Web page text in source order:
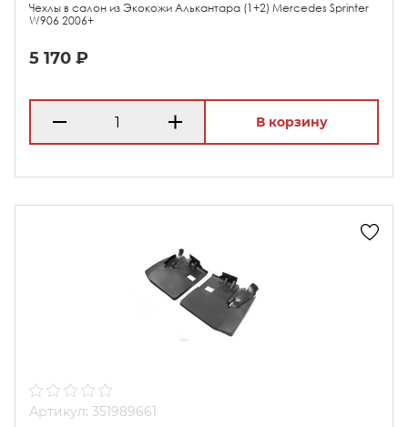
Чехлы в салон из Экокожи Алькантара (1+2) Mercedes Sprinter
W906 2006+
5 170 ₽
В корзину
Артикул: 351989661